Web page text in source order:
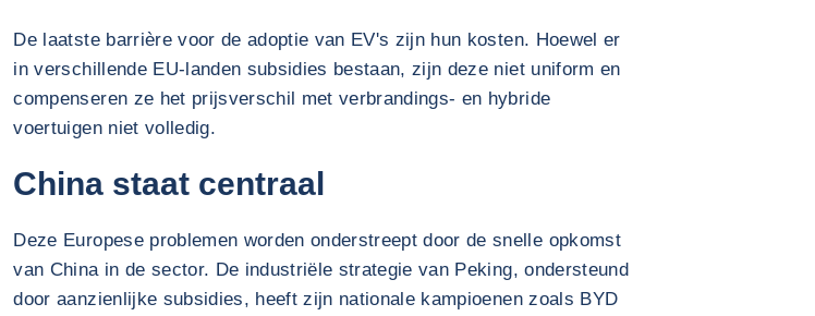
De laatste barrière voor de adoptie van EV's zijn hun kosten. Hoewel er
in verschillende EU-landen subsidies bestaan, zijn deze niet uniform en
compenseren ze het prijsverschil met verbrandings- en hybride
voertuigen niet volledig.
China staat centraal
Deze Europese problemen worden onderstreept door de snelle opkomst
van China in de sector. De industriële strategie van Peking, ondersteund
door aanzienlijke subsidies, heeft zijn nationale kampioenen zoals BYD